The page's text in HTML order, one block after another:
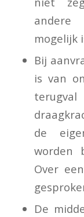
andere
mogelijk
Bij
is van
de
worden
Over
De